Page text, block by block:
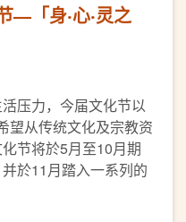
—「身‧心‧灵之
压力，今届文化节以
望从传统文化及宗教资
节将於5月至10月期
於11月踏入一系列的